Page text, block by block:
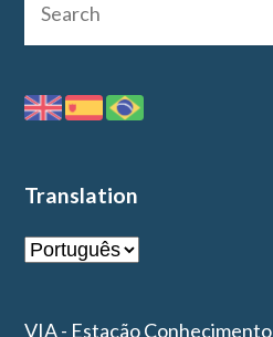
Translation
VIA - Estação Conhecimento